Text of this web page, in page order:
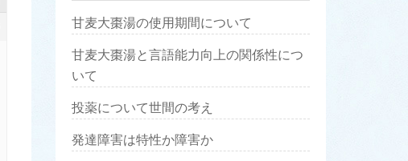
甘麦大棗湯の使用期間について
甘麦大棗湯と言語能力向上の関係性につ
いて
投薬について世間の考え
発達障害は特性か障害か